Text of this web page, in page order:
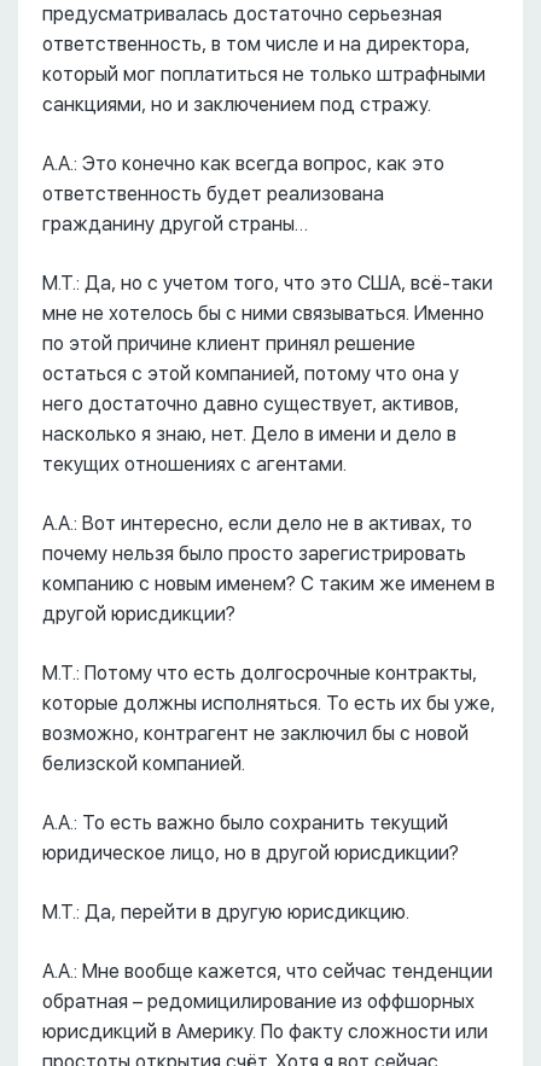
предусматривалась достаточно серьезная
ответственность, в том числе и на директора,
который мог поплатиться не только штрафными
санкциями, но и заключением под стражу.
А.А.: Это конечно как всегда вопрос, как это
ответственность будет реализована
гражданину другой страны…
М.Т.: Да, но с учетом того, что это США, всё-таки
мне не хотелось бы с ними связываться. Именно
по этой причине клиент принял решение
остаться с этой компанией, потому что она у
него достаточно давно существует, активов,
насколько я знаю, нет. Дело в имени и дело в
текущих отношениях с агентами.
А.А.: Вот интересно, если дело не в активах, то
почему нельзя было просто зарегистрировать
компанию с новым именем? С таким же именем в
другой юрисдикции?
М.Т.: Потому что есть долгосрочные контракты,
которые должны исполняться. То есть их бы уже,
возможно, контрагент не заключил бы с новой
белизской компанией.
А.А.: То есть важно было сохранить текущий
юридическое лицо, но в другой юрисдикции?
М.Т.: Да, перейти в другую юрисдикцию.
А.А.: Мне вообще кажется, что сейчас тенденции
обратная – редомицилирование из оффшорных
юрисдикций в Америку. По факту сложности или